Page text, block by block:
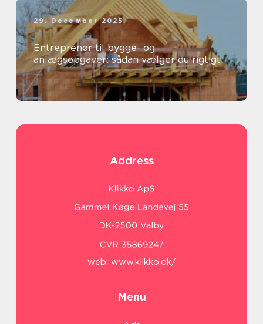
29. December 2025
Entreprenør til bygge- og
anlægsopgaver: sådan vælger du rigtigt
Address
web: www.klikko.dk/
Menu